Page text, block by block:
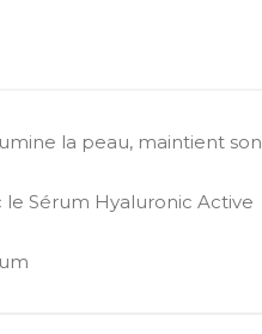
la peau, maintient son
le Sérum Hyaluronic Active